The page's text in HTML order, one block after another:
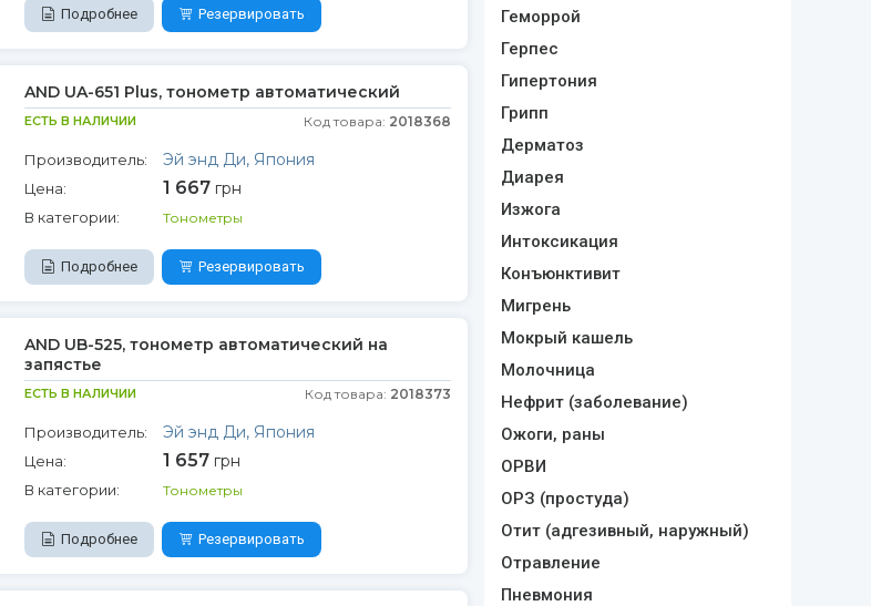
Подробнее Резервировать
AND UA-651 Plus, тонометр автоматический
ЕСТЬ В НАЛИЧИИ Код товара: 2018368
Производитель: Эй энд Ди, Япония
Цена: 1 667грн
В категории: Тонометры
Подробнее Резервировать
AND UB-525, тонометр автоматический на
запястье
ЕСТЬ В НАЛИЧИИ Код товара: 2018373
Производитель: Эй энд Ди, Япония
Цена: 1 657грн
В категории: Тонометры
Подробнее Резервировать
Геморрой
Герпес
Гипертония
Грипп
Дерматоз
Диарея
Изжога
Интоксикация
Конъюнктивит
Мигрень
Мокрый кашель
Молочница
Нефрит (заболевание)
Ожоги, раны
ОРВИ
ОРЗ (простуда)
Отит (адгезивный, наружный)
Отравление
Пневмония